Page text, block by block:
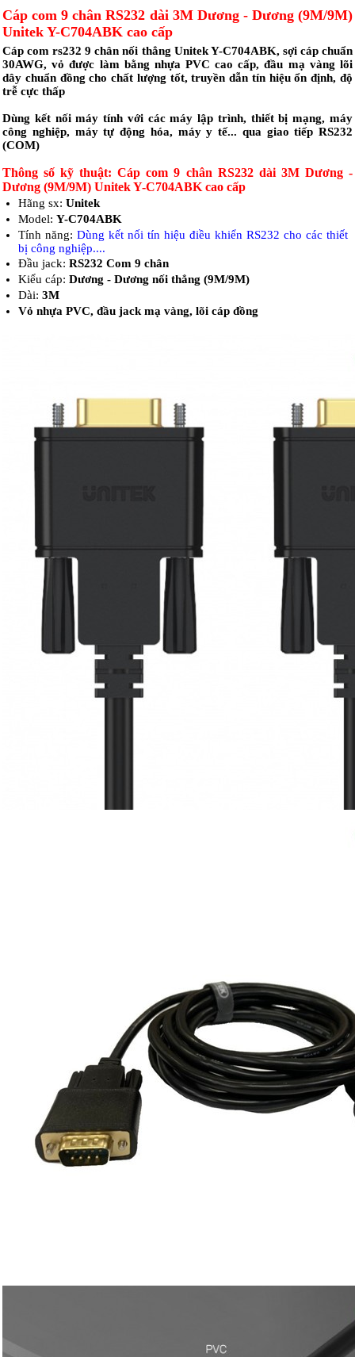
Cáp com 9 chân RS232 dài 3M Dương - Dương (9M/9M)
Unitek Y-C704ABK cao cấp
Cáp com rs232 9 chân nối thẳng Unitek Y-C704ABK, sợi cáp chuẩn
30AWG, vỏ được làm bằng nhựa PVC cao cấp, đầu mạ vàng lõi
dây chuẩn đồng cho chất lượng tốt, truyền dẫn tín hiệu ổn định, độ
trễ cực thấp
Dùng kết nối máy tính với các máy lập trình, thiết bị mạng, máy
công nghiệp, máy tự động hóa, máy y tế... qua giao tiếp RS232
(COM)
Thông số kỹ thuật: Cáp com 9 chân RS232 dài 3M Dương -
Dương (9M/9M) Unitek Y-C704ABK cao cấp
Hãng sx: Unitek
Model: Y-C704ABK
Tính năng: Dùng kết nối tín hiệu điều khiển RS232 cho các thiết
bị công nghiệp....
Đầu jack: RS232 Com 9 chân
Kiểu cáp: Dương - Dương nối thẳng (9M/9M)
Dài: 3M
Vỏ nhựa PVC, đầu jack mạ vàng, lõi cáp đồng